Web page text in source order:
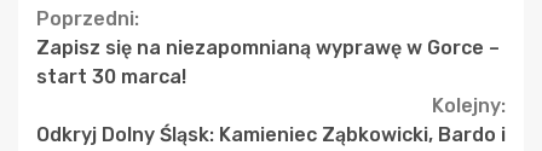
Continue
Reading
Poprzedni:
Zapisz się na niezapomnianą wyprawę w Gorce –
start 30 marca!
Kolejny:
Odkryj Dolny Śląsk: Kamieniec Ząbkowicki, Bardo i